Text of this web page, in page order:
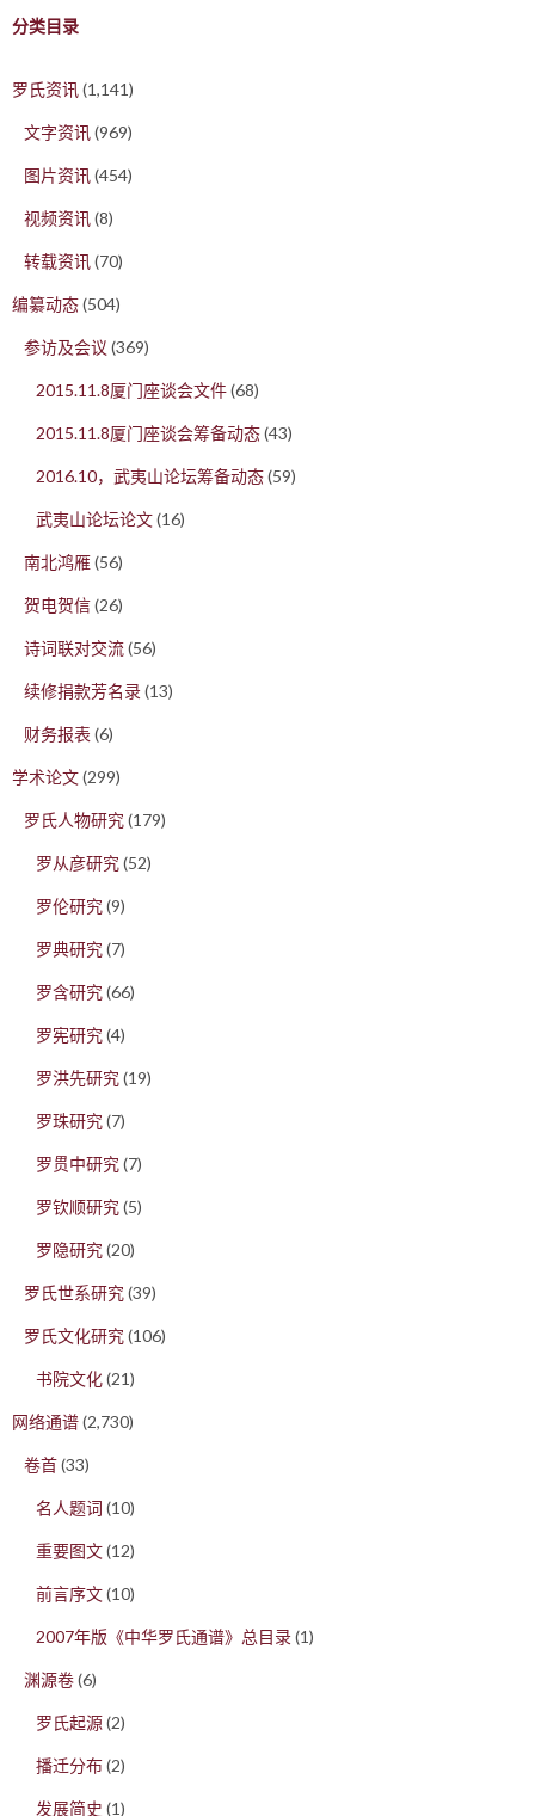
分类目录
罗氏资讯(1,141)
文字资讯(969)
图片资讯(454)
视频资讯(8)
转载资讯(70)
编纂动态(504)
参访及会议 (369)
2015.11.8厦门座谈会文件(68)
2015.11.8厦门座谈会筹备动态(43)
2016.10，武夷山论坛筹备动态(59)
武夷山论坛论文(16)
南北鸿雁(56)
贺电贺信(26)
诗词联对交流(56)
续修捐款芳名录(13)
财务报表 (6)
学术论文(299)
罗氏人物研究(179)
罗从彦研究(52)
罗伦研究(9)
罗典研究(7)
罗含研究(66)
罗宪研究(4)
罗洪先研究(19)
罗珠研究(7)
罗贯中研究(7)
罗钦顺研究(5)
罗隐研究(20)
罗氏世系研究(39)
罗氏文化研究(106)
书院文化(21)
网络通谱(2,730)
卷首(33)
名人题词 (10)
重要图文(12)
前言序文(10)
2007年版《中华罗氏通谱》总目录(1)
渊源卷(6)
罗氏起源(2)
播迁分布(2)
发展简史 (1)